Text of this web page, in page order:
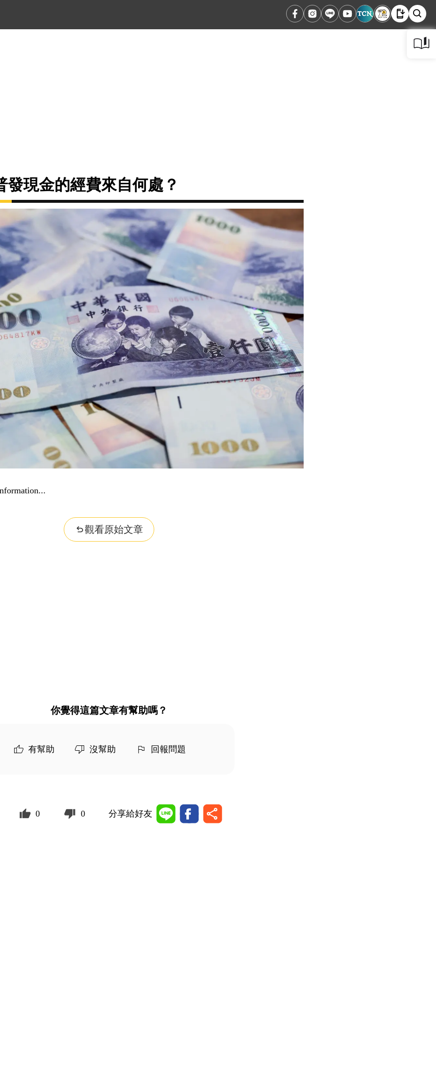
發現金的經費來自何處？
觀看原始文章
你覺得這篇文章有幫助嗎？
有幫助 沒幫助 回報問題
0 0 分享給好友